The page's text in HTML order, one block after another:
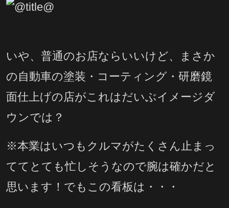
いや、普通のお店ならいいけど、まさか
の自動車の塗装・コーティング・研磨鏡
面仕上げの店がこれはだいぶイメージダ
ウンでは？
※本業はいつもクルマがたくさん止まっ
ててとても忙しそうなので腕は確かだと
思います！でもこの看板は・・・